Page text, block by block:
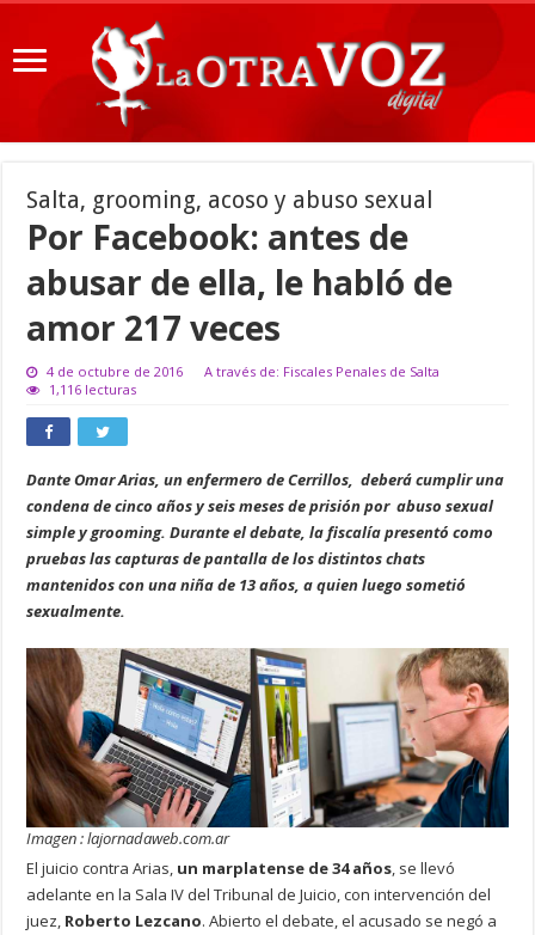
Salta, grooming, acoso y abuso sexual
Por Facebook: antes de
abusar de ella, le habló de
amor 217 veces
4 de octubre de 2016
A través de: Fiscales Penales de Salta
1,116 lecturas
Dante Omar Arias, un enfermero de Cerrillos, deberá cumplir una
condena de cinco años y seis meses de prisión por abuso sexual
simple y grooming. Durante el debate, la fiscalía presentó como
pruebas las capturas de pantalla de los distintos chats
mantenidos con una niña de 13 años, a quien luego sometió
sexualmente.
Imagen : lajornadaweb.com.ar
El juicio contra Arias, un marplatense de 34 años, se llevó
adelante en la Sala IV del Tribunal de Juicio, con intervención del
juez, Roberto Lezcano. Abierto el debate, el acusado se negó a